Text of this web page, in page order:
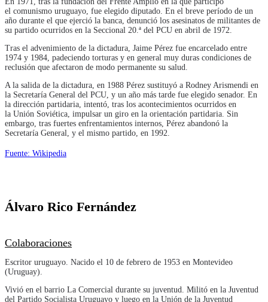
el comunismo uruguayo, fue elegido diputado. En el breve período de un
año durante el que ejerció la banca, denunció los asesinatos de militantes de
su partido ocurridos en la Seccional 20.ª del PCU en abril de 1972.
Tras el advenimiento de la dictadura, Jaime Pérez fue encarcelado entre
1974 y 1984, padeciendo torturas y en general muy duras condiciones de
reclusión que afectaron de modo permanente su salud.
A la salida de la dictadura, en 1988 Pérez sustituyó a Rodney Arismendi en
la Secretaría General del PCU, y un año más tarde fue elegido senador. En
la dirección partidaria, intentó, tras los acontecimientos ocurridos en
la Unión Soviética, impulsar un giro en la orientación partidaria. Sin
embargo, tras fuertes enfrentamientos internos, Pérez abandonó la
Secretaría General, y el mismo partido, en 1992.
Fuente: Wikipedia
Álvaro Rico Fernández
Colaboraciones
Escritor uruguayo. Nacido el 10 de febrero de 1953 en Montevideo
(Uruguay).
Vivió en el barrio La Comercial durante su juventud. Militó en la Juventud
del Partido Socialista Uruguayo y luego en la Unión de la Juventud